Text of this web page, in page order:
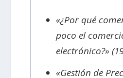
«¿Por qué
poco el
electrónico?»
«Gestión de